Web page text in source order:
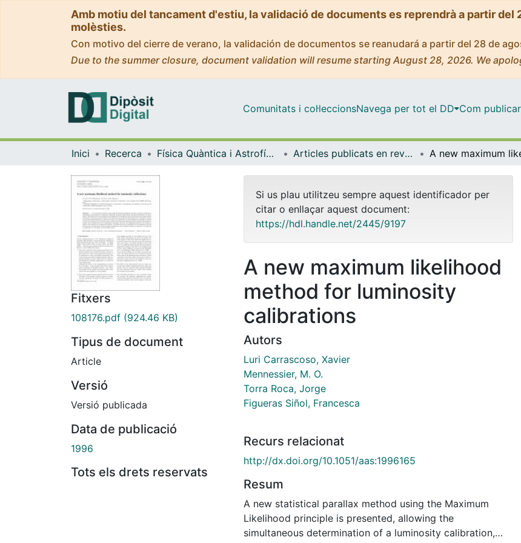
Amb motiu del tancament d'estiu, la validació de documents es reprendrà a partir del
molèsties.
Con motivo del cierre de verano, la validación de documentos se reanudará a partir del 28 de
Due to the summer closure, document validation will resume starting August 28, 2026. We
Comunitats i col·leccionsNavega per tot el DD Com publicar
Inici Recerca Física Quàntica i Astrofísica Articles publicats en revistes (Física Quàntica i Astrofísica)
Fitxers
108176.pdf (924.46 KB)
Tipus de document
Article
Versió
Versió publicada
Data de publicació
1996
Tots els drets reservats
Si us plau utilitzeu sempre aquest identificador per
citar o enllaçar aquest document:
https://hdl.handle.net/2445/9197
A new maximum likelihood
method for luminosity
calibrations
Autors
Luri Carrascoso, Xavier
Mennessier, M. O.
Torra Roca, Jorge
Figueras Siñol, Francesca
Recurs relacionat
http://dx.doi.org/10.1051/aas:1996165
Resum
A new statistical parallax method using the Maximum
Likelihood principle is presented, allowing the
simultaneous determination of a luminosity calibration,